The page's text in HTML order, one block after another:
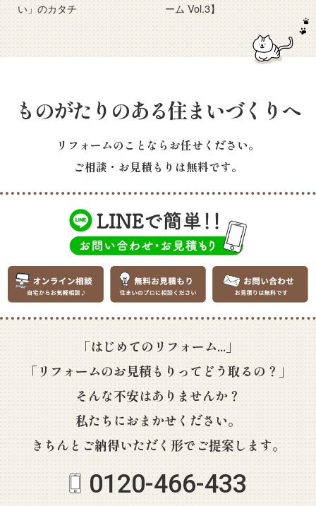
い」のカタチ
ーム Vol.3】
ものがたりのある住まいづくりへ
リフォームのことならお任せください。
ご相談・お見積もりは無料です。
「はじめてのリフォーム...」
「リフォームのお見積もりってどう取るの？」
そんな不安はありませんか？
私たちにおまかせください。
きちんとご納得いただく形でご提案します。
0120-466-433